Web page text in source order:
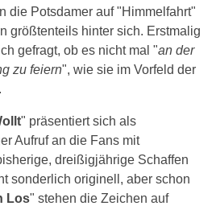
die Potsdamer auf "Himmelfahrt"
größtenteils hinter sich. Erstmalig
gefragt, ob es nicht mal "an der
zu feiern", wie sie im Vorfeld der
" präsentiert sich als
Aufruf an die Fans mit
dreißigjährige Schaffen
sonderlich originell, aber schon
Los" stehen die Zeichen auf